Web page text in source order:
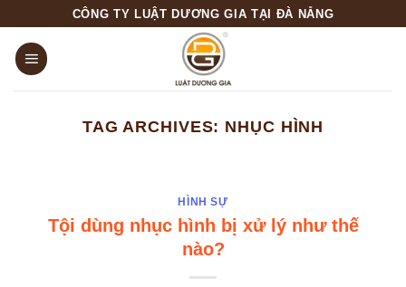
content
CÔNG TY LUẬT DƯƠNG GIA TẠI ĐÀ NẴNG
TAG ARCHIVES: NHỤC HÌNH
HÌNH SỰ
Tội dùng nhục hình bị xử lý như thế
nào?